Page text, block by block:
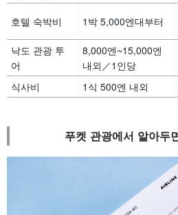
호텔 숙박비 1박 5,000엔대부터
낙도 관광 투
어
8,000엔~15,000엔
내외／1인당
식사비 1식 500엔 내외
푸켓 관광에서 알아두